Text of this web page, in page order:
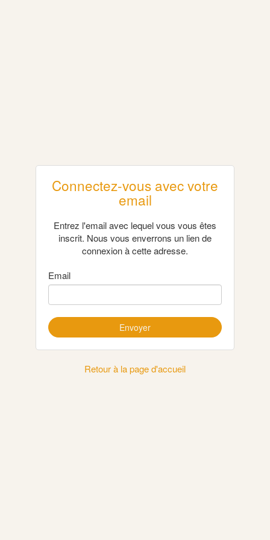
Connectez-vous avec votre
email
Entrez l'email avec lequel vous vous êtes
inscrit. Nous vous enverrons un lien de
connexion à cette adresse.
Email
Retour à la page d'accueil